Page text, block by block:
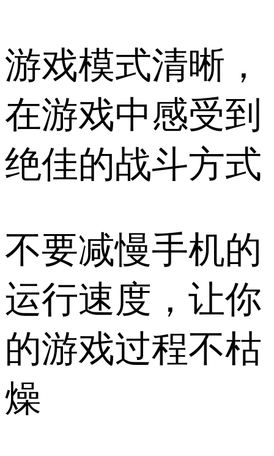
游戏模式清晰，
在游戏中感受到
绝佳的战斗方式
不要减慢手机的
运行速度，让你
的游戏过程不枯
燥